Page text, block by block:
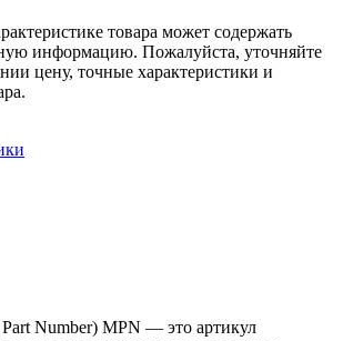
товара может содержать
информацию. Пожалуйста, уточняйте
цену, точные характеристики и
Number) MPN — это артикул